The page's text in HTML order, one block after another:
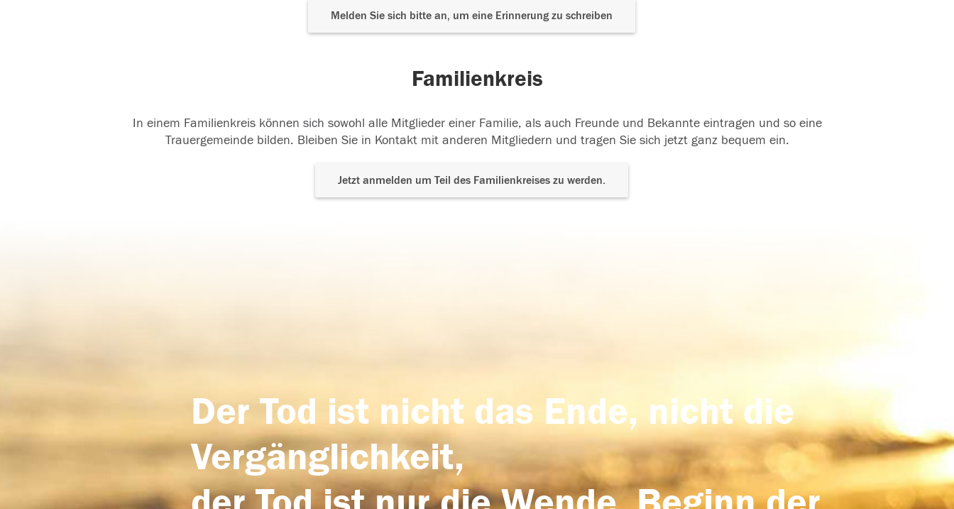
Melden Sie sich bitte an, um eine Erinnerung zu schreiben
Familienkreis
In einem Familienkreis können sich sowohl alle Mitglieder einer Familie, als auch Freunde und Bekannte eintragen und so eine
Trauergemeinde bilden. Bleiben Sie in Kontakt mit anderen Mitgliedern und tragen Sie sich jetzt ganz bequem ein.
Jetzt anmelden um Teil des Familienkreises zu werden.
Der Tod ist nicht das Ende, nicht die
Vergänglichkeit,